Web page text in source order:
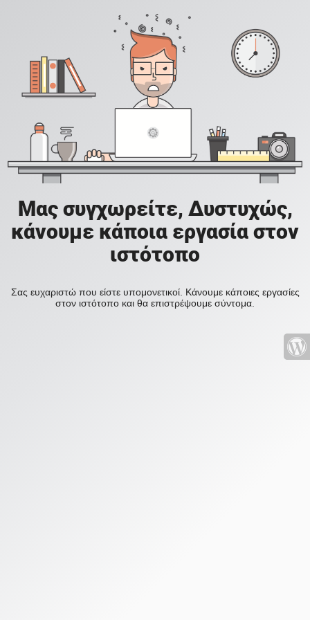
Μας συγχωρείτε, Δυστυχώς,
κάνουμε κάποια εργασία στον
ιστότοπο
Σας ευχαριστώ που είστε υπομονετικοί. Κάνουμε κάποιες εργασίες
στον ιστότοπο και θα επιστρέψουμε σύντομα.